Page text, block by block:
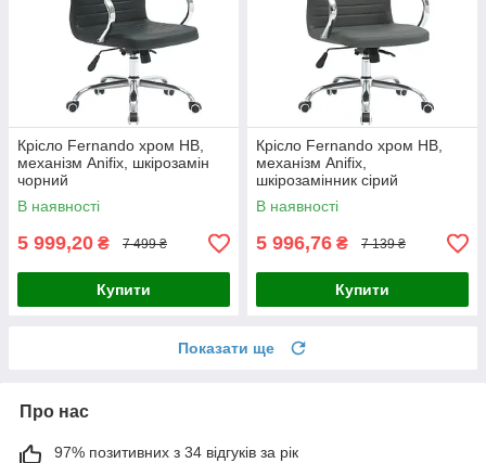
Крісло Fernando хром НВ,
механізм Anifix, шкірозамін
чорний
В наявності
5 999,20 ₴ 7 499 ₴
Купити
Крісло Fernando хром НВ,
механізм Anifix,
шкірозамінник сірий
В наявності
5 996,76 ₴ 7 139 ₴
Купити
Показати ще
Про нас
97% позитивних з 34 відгуків за рік